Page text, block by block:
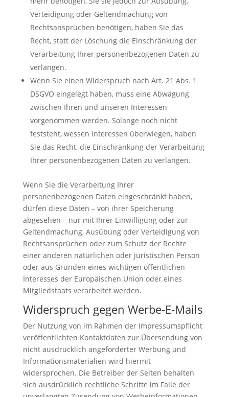
Verteidigung oder Geltendmachung von
Rechtsansprüchen benötigen, haben Sie das
Recht, statt der Löschung die Einschränkung der
Verarbeitung Ihrer personenbezogenen Daten zu
verlangen.
Wenn Sie einen Widerspruch nach Art. 21 Abs. 1
DSGVO eingelegt haben, muss eine Abwägung
zwischen Ihren und unseren Interessen
vorgenommen werden. Solange noch nicht
feststeht, wessen Interessen überwiegen, haben
Sie das Recht, die Einschränkung der Verarbeitung
Ihrer personenbezogenen Daten zu verlangen.
Wenn Sie die Verarbeitung Ihrer
personenbezogenen Daten eingeschränkt haben,
dürfen diese Daten – von ihrer Speicherung
abgesehen – nur mit Ihrer Einwilligung oder zur
Geltendmachung, Ausübung oder Verteidigung von
Rechtsansprüchen oder zum Schutz der Rechte
einer anderen natürlichen oder juristischen Person
oder aus Gründen eines wichtigen öffentlichen
Interesses der Europäischen Union oder eines
Mitgliedstaats verarbeitet werden.
Widerspruch gegen Werbe-E-Mails
Der Nutzung von im Rahmen der Impressumspflicht
veröffentlichten Kontaktdaten zur Übersendung von
nicht ausdrücklich angeforderter Werbung und
Informationsmaterialien wird hiermit
widersprochen. Die Betreiber der Seiten behalten
sich ausdrücklich rechtliche Schritte im Falle der